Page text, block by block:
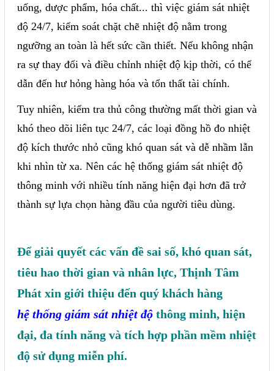
uống, dược phẩm, hóa chất... thì việc giám sát nhiệt
độ 24/7, kiểm soát chặt chẽ nhiệt độ nằm trong
ngưỡng an toàn là hết sức cần thiết. Nếu không nhận
ra sự thay đổi và điều chỉnh nhiệt độ kịp thời, có thể
dẫn đến hư hỏng hàng hóa và tổn thất tài chính.
Tuy nhiên, kiểm tra thủ công thường mất thời gian và
khó theo dõi liên tục 24/7, các loại đồng hồ đo nhiệt
độ kích thước nhỏ cũng khó quan sát và dễ nhầm lẫn
khi nhìn từ xa. Nên các hệ thống giám sát nhiệt độ
thông minh với nhiều tính năng hiện đại hơn đã trở
thành sự lựa chọn hàng đầu của người tiêu dùng.
Để giải quyết các vấn đề sai số, khó quan sát,
tiêu hao thời gian và nhân lực, Thịnh Tâm
Phát xin giới thiệu đến quý khách hàng
hệ thống giám sát nhiệt độ thông minh, hiện
đại, đa tính năng và tích hợp phần mềm nhiệt
độ sử dụng miễn phí.
Bộ đếm - Bộ hẹn giờ
Phụ kiện lắp tủ điện
Dịch vụ
Thiết kế phần mềm giám sát
và quản lý
Thiết kế tủ điện công nghiệp
Sửa chữa màn hình HMI
Sửa Bộ điều khiển Servo, Bộ
điều khiển motor bước
Sửa chữa bộ nguồn
Sửa motor - Quấn motor
Sửa Cân Điện Tử